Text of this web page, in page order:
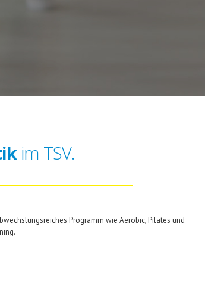
im TSV.
Programm wie Aerobic, Pilates und